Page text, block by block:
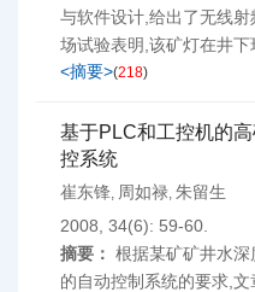
与软件设计,给出了无线
场试验表明,该矿灯在井下
<摘要>(218)
基于PLC和工控机的
控系统
崔东锋, 周如禄, 朱留生
2008, 34(6): 59-60.
摘要： 根据某矿矿井水
的自动控制系统的要求,